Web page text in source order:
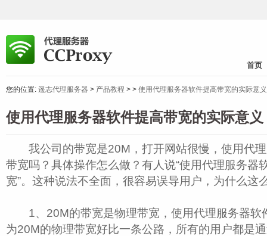
首页
您的位置: 遥志代理服务器 > 产品教程 > > 使用代理服务器软件提高带宽的实际意义
使用代理服务器软件提高带宽的实际意义
我公司的带宽是20M，打开网站很慢，使用代理
带宽吗？具体操作怎么做？有人说“使用代理服务器
宽”。这种说法不全面，很容易误导用户，为什么这
1、20M的带宽是物理带宽，使用代理服务器软
为20M的物理带宽好比一条公路，所有的用户都是